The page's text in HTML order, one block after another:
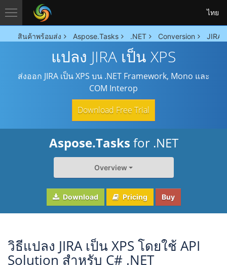
ไทย
สินค้าพร้อมส่ง Aspose.Tasks .NET Conversion JIRA
แปลง JIRA เป็น XPS
ส่งออก JIRA เป็น XPS บน .NET Framework, Mono และ
COM Interop
Download Free Trial
Aspose.Tasks for .NET
Overview
Download Pricing Buy
วิธีแปลง JIRA เป็น XPS โดยใช้ API
Solution สำหรับ C# .NET